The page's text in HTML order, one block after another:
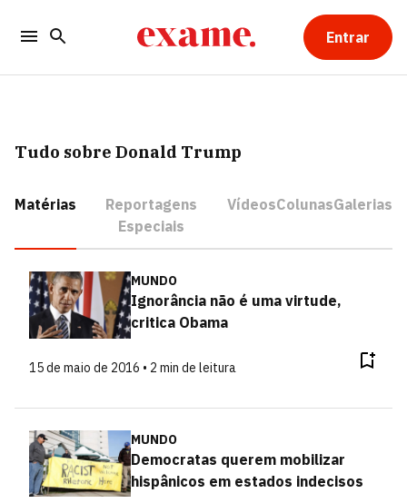
Entrar
Tudo sobre Donald Trump
Matérias
Reportagens
Especiais
VídeosColunasGalerias
MUNDO
Ignorância não é uma virtude,
critica Obama
15 de maio de 2016 • 2 min de leitura
MUNDO
Democratas querem mobilizar
hispânicos em estados indecisos